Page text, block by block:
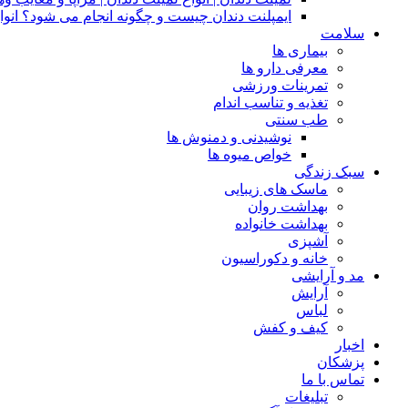
ایمپلنت دندان چیست و چگونه انجام می شود؟
سلامت
بیماری ها
معرفی دارو ها
تمرینات ورزشی
تغذیه و تناسب اندام
طب سنتی
نوشیدنی و دمنوش ها
خواص میوه ها
سبک زندگی
ماسک های زیبایی
بهداشت روان
بهداشت خانواده
آشپزی
خانه و دکوراسیون
مد و آرایشی
آرایش
لباس
کیف و کفش
اخبار
پزشکان
تماس با ما
تبلیغات